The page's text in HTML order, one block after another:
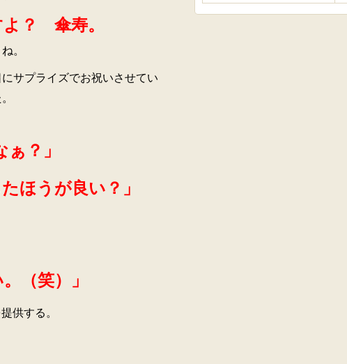
？ 傘寿。
。
サプライズでお祝いさせてい
？」
ほうが良い？」
（笑）」
供する。